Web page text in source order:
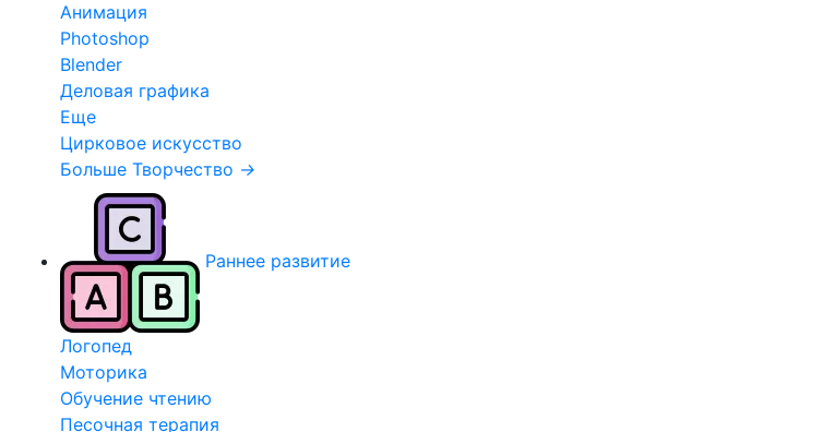
Анимация
Photoshop
Blender
Деловая графика
Еще
Цирковое искусство
Больше Творчество →
Раннее развитие
Логопед
Моторика
Обучение чтению
Песочная терапия